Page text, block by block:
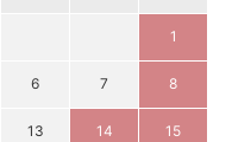
1
6 7 8
13 14 15